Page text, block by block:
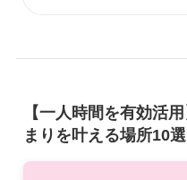
【一人時間を有効活
まりを叶える場所10選